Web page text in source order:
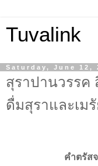
Tuvalink
Saturday, June 12,
สุราปานวรรค
ดื่มสุราและเม
คำตรัส